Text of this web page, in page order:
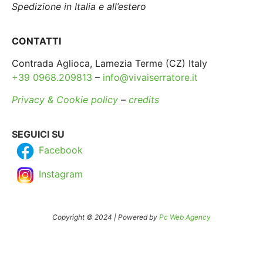
Spedizione in Italia e all’estero
CONTATTI
Contrada Aglioca, Lamezia Terme (CZ) Italy
+39 0968.209813 – info@vivaiserratore.it
Privacy & Cookie policy – credits
SEGUICI SU
Facebook
Instagram
Copyright © 2024 | Powered by Pc Web Agency